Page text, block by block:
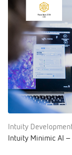
Intuity
Intuity Minimic AI